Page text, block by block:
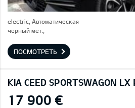
electric, Автоматическая
черный мет.,
ПОСМОТРЕТЬ
KIA CEED SPORTSWAGON
17 900 €